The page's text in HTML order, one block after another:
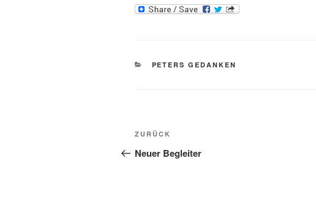
KATEGORIEN
PETERS GEDANKEN
Beitragsnavigation
Vorheriger
Beitrag
ZURÜCK
Neuer Begleiter